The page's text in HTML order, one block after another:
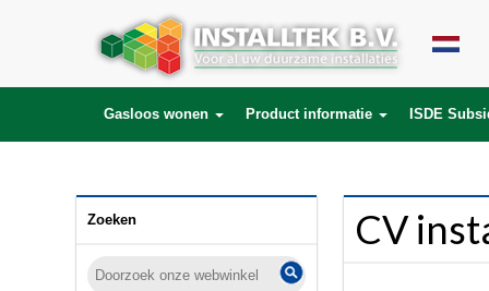
Gasloos wonen Product informatie ISDE
SELECT * FROM products LEFT JOIN product_description ON
product_to_category.product_id) WHERE lang_id='nl' AND
Zoeken CV